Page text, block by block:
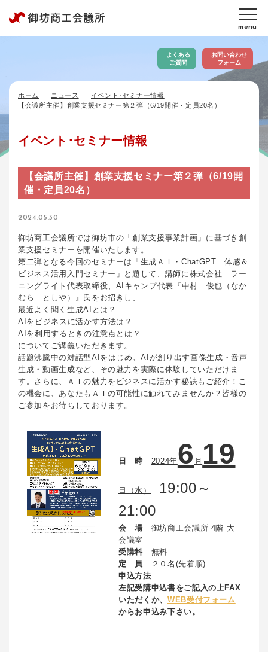
menu
よくある
ご質問
お問い合わせ
フォーム
ホーム ニュース
イベント･セミナー情報
【会議所主催】創業支援セミナー第２弾（6/19開催・定員20名）
イベント･セミナー情報
【会議所主催】創業支援セミナー第２弾（6/19開
催・定員20名）
2024.05.30
御坊商工会議所では御坊市の「創業支援事業計画」に基づき創
業支援セミナーを開催いたします。
第二弾となる今回のセミナーは「生成ＡＩ・ChatGPT 体感＆
ビジネス活用入門セミナー」と題して、講師に株式会社 ラー
ニングライト代表取締役、AIキャンプ代表『中村 俊也（なか
むら としや）』氏をお招きし、
最近よく聞く生成AIとは？
AIをビジネスに活かす方法は？
AIを利用するときの注意点とは？
についてご講義いただきます。
話題沸騰中の対話型AIをはじめ、AIが創り出す画像生成・音声
生成・動画生成など、その魅力を実際に体験していただけま
す。さらに、ＡＩの魅力をビジネスに活かす秘訣もご紹介！こ
の機会に、あなたもＡＩの可能性に触れてみませんか？皆様の
ご参加をお待ちしております。
日 時 2024年6 月 19
日（水）
19:00～
21:00
会 場御坊商工会議所 4階 大
会議室
受講料無料
定 員
２０名(先着順)
申込方法
左記受講申込書をご記入の上FAX
いただくか、 WEB受付フォーム
からお申込み下さい。